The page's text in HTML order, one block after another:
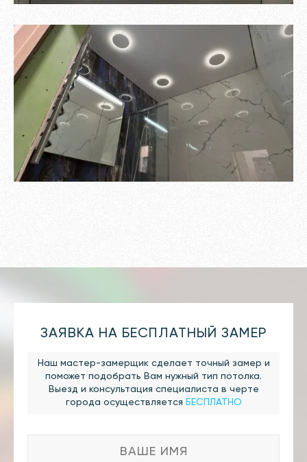
ЗАЯВКА НА БЕСПЛАТНЫЙ ЗАМЕР
Наш мастер-замерщик сделает точный замер и
поможет подобрать Вам нужный тип потолка.
Выезд и консультация специалиста в черте
города осуществляется БЕСПЛАТНО